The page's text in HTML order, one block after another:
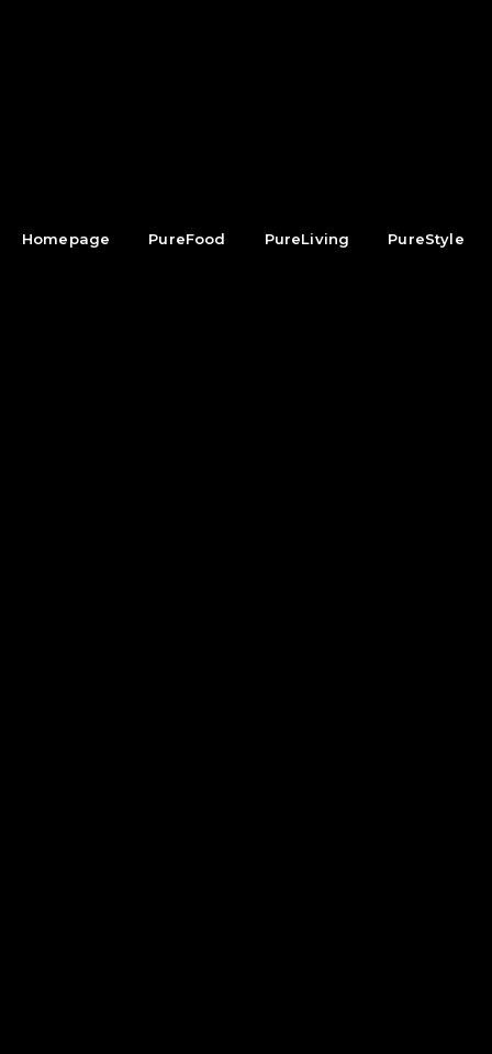
Homepage PureFood PureLiving PureStyle